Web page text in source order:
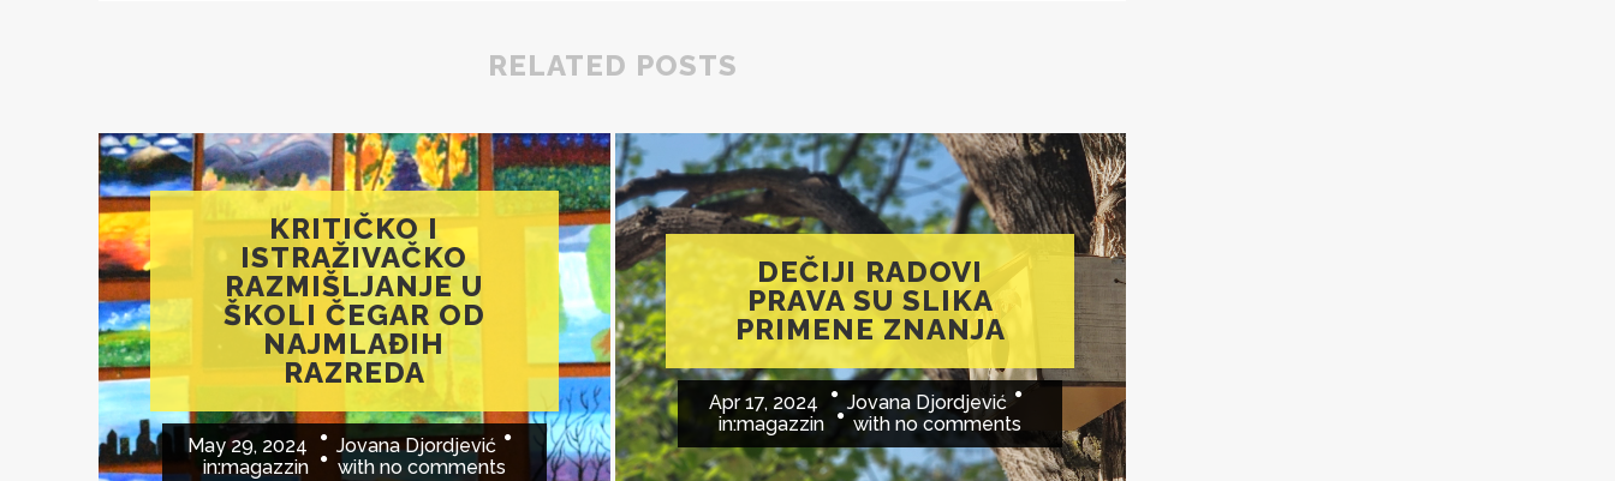
RELATED POSTS
KRITIČKO I
ISTRAŽIVAČKO
RAZMIŠLJANJE U
ŠKOLI ČEGAR OD
NAJMLAĐIH
RAZREDA
May 29, 2024
Jovana Djordjević
in:magazzin with no comments
DEČIJI RADOVI
PRAVA SU SLIKA
PRIMENE ZNANJA
Apr 17, 2024
Jovana Djordjević
in:magazzin withno comments